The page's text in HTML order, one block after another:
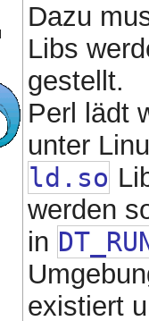
Dazu
Libs
gestellt.
Perl lädt
unter
ld.so
werden
in
existiert